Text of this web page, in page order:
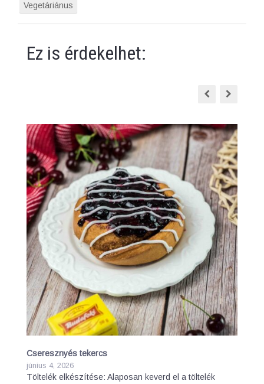
Vegetáriánus
Ez is érdekelhet:
Cseresznyés tekercs
június 4, 2026
Töltelék elkészítése: Alaposan keverd el a töltelék